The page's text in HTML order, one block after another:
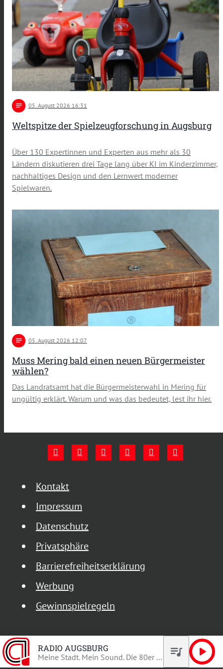
notes 05. August 2026 16:31
Weltspitze der Spielzeugforschung in Augsburg
Über 130 Expertinnen und Experten aus mehr als 30
Ländern diskutieren drei Tage lang über KI im Kinderzimmer,
nachhaltiges Design und den Lernwert moderner
Spielwaren.
notes 05. August 2026 12:07
Muss Mering bald einen neuen Bürgermeister
wählen?
Das Landratsamt hat die Bürgermeisterwahl in Mering für
ungültig erklärt. Warum und was das bedeutet, lest ihr hier.
Kontakt
Impressum
Datenschutz
Privatsphäre
Barrierefreiheitserklärung
Werbung
Gewinnspielregeln
RADIO AUGSBURG
Meine Stadt. Mein Sound. Die 80er und 90er. play_arrow
queue_music